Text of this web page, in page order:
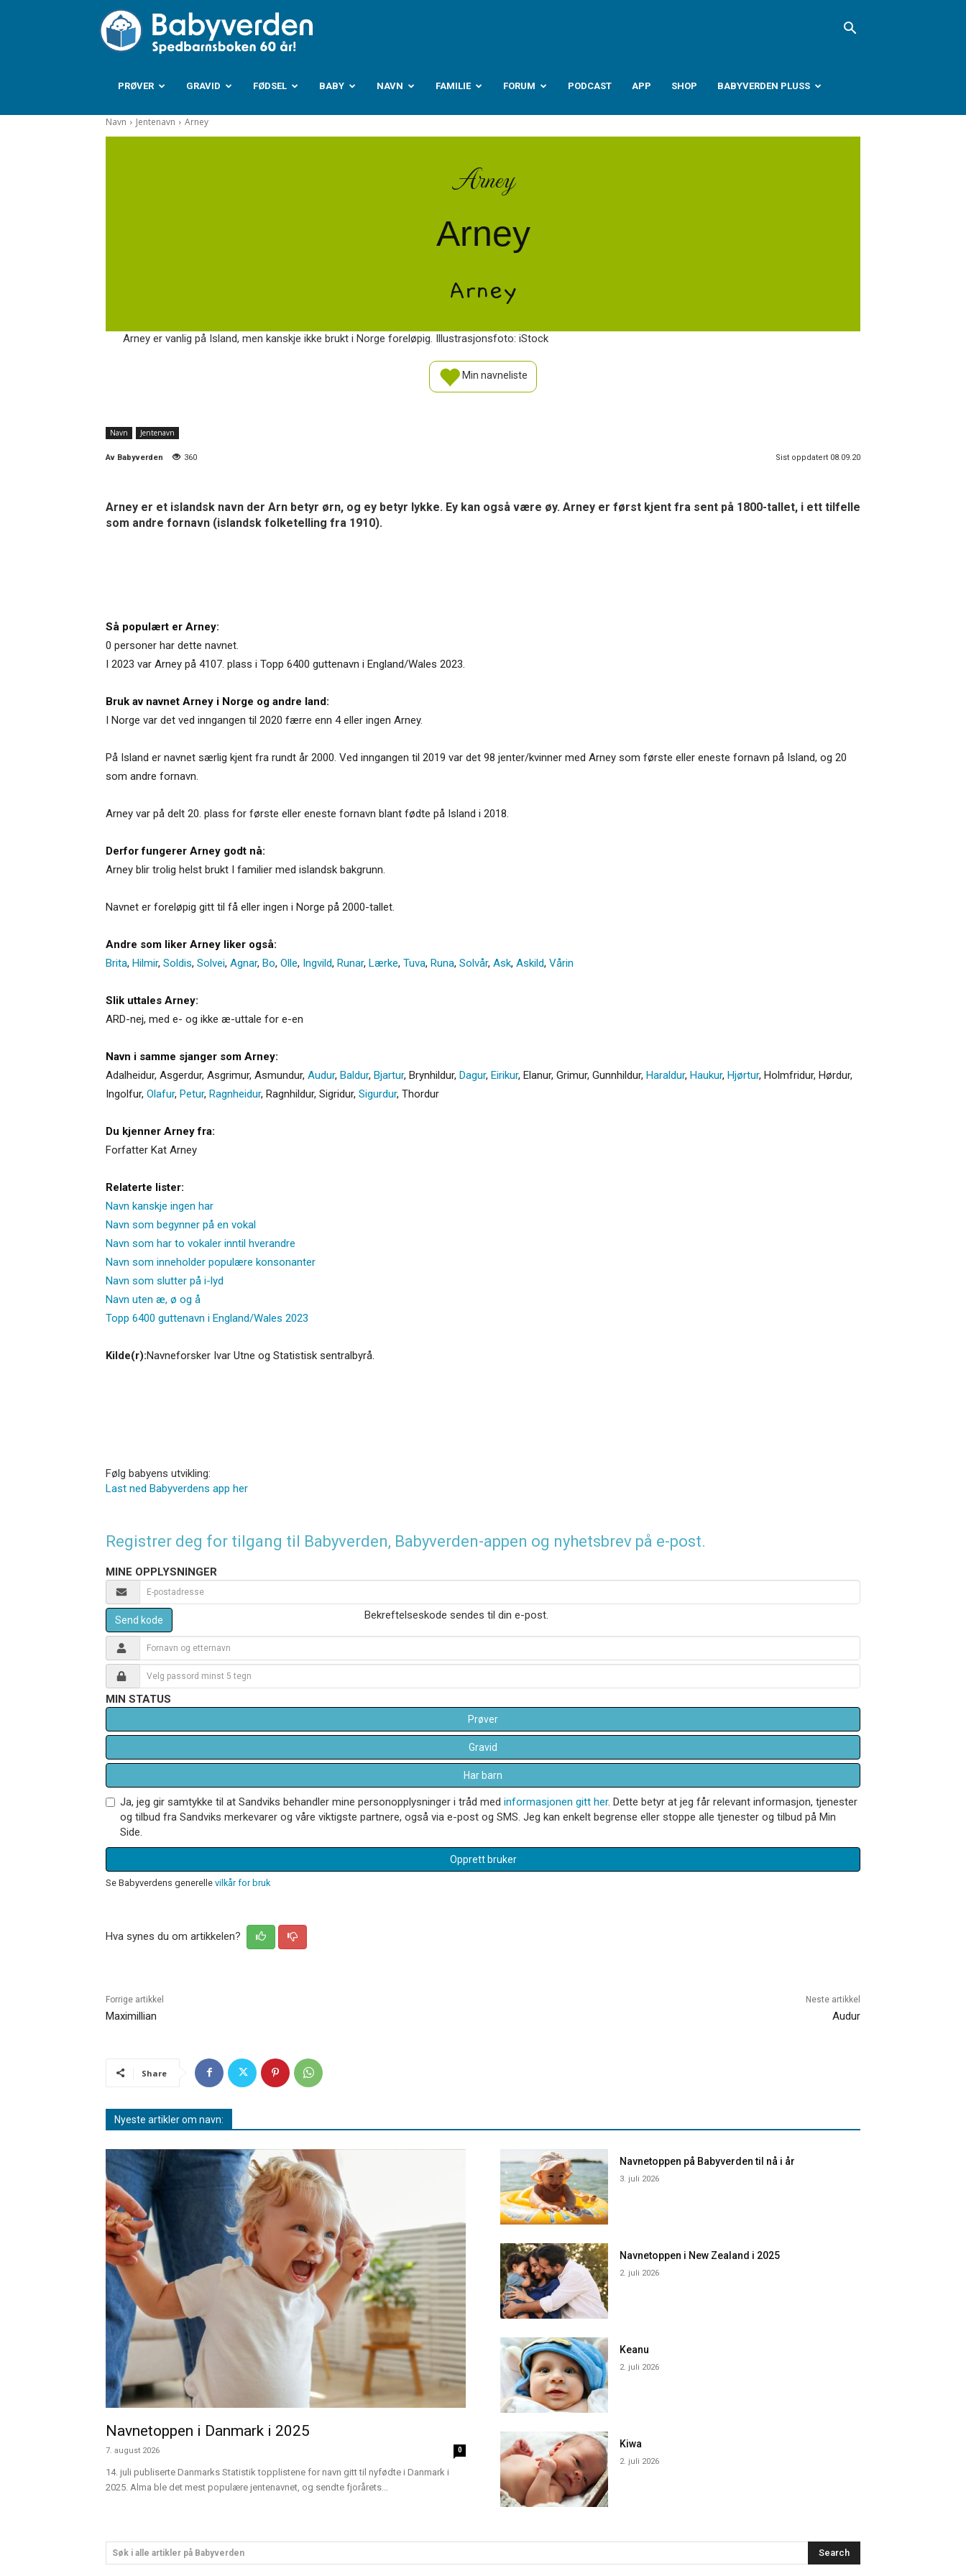
Babyverden.no
PRØVER GRAVID FØDSEL BABY NAVN FAMILIE FORUM PODCAST APP SHOP BABYVERDEN PLUSS
Navn Jentenavn Arney
Arney
Arney
Arney
Arney er vanlig på Island, men kanskje ikke brukt i Norge foreløpig. Illustrasjonsfoto: iStock
Min navneliste
Navn Jentenavn
Av Babyverden 360 Sist oppdatert 08.09.20
Arney er et islandsk navn der Arn betyr ørn, og ey betyr lykke. Ey kan også være øy. Arney er først kjent fra sent på 1800-tallet, i ett tilfelle
som andre fornavn (islandsk folketelling fra 1910).
Så populært er Arney:
0 personer har dette navnet.
I 2023 var Arney på 4107. plass i Topp 6400 guttenavn i England/Wales 2023.
Bruk av navnet Arney i Norge og andre land:
I Norge var det ved inngangen til 2020 færre enn 4 eller ingen Arney.
På Island er navnet særlig kjent fra rundt år 2000. Ved inngangen til 2019 var det 98 jenter/kvinner med Arney som første eller eneste fornavn på Island, og 20
som andre fornavn.
Arney var på delt 20. plass for første eller eneste fornavn blant fødte på Island i 2018.
Derfor fungerer Arney godt nå:
Arney blir trolig helst brukt I familier med islandsk bakgrunn.
Navnet er foreløpig gitt til få eller ingen i Norge på 2000-tallet.
Andre som liker Arney liker også:
Brita, Hilmir, Soldis, Solvei, Agnar, Bo, Olle, Ingvild, Runar, Lærke, Tuva, Runa, Solvår, Ask, Askild, Vårin
Slik uttales Arney:
ARD-nej, med e- og ikke æ-uttale for e-en
Navn i samme sjanger som Arney:
Adalheidur, Asgerdur, Asgrimur, Asmundur, Audur, Baldur, Bjartur, Brynhildur, Dagur, Eirikur, Elanur, Grimur, Gunnhildur, Haraldur, Haukur, Hjørtur, Holmfridur, Hørdur,
Ingolfur, Olafur, Petur, Ragnheidur, Ragnhildur, Sigridur, Sigurdur, Thordur
Du kjenner Arney fra:
Forfatter Kat Arney
Relaterte lister:
Navn kanskje ingen har
Navn som begynner på en vokal
Navn som har to vokaler inntil hverandre
Navn som inneholder populære konsonanter
Navn som slutter på i-lyd
Navn uten æ, ø og å
Topp 6400 guttenavn i England/Wales 2023
Kilde(r):Navneforsker Ivar Utne og Statistisk sentralbyrå.
Følg babyens utvikling:
Last ned Babyverdens app her
Registrer deg for tilgang til Babyverden, Babyverden-appen og nyhetsbrev på e-post.
MINE OPPLYSNINGER
Send kode Bekreftelseskode sendes til din e-post.
MIN STATUS
Prøver
Gravid
Har barn
Ja, jeg gir samtykke til at Sandviks behandler mine personopplysninger i tråd med informasjonen gitt her. Dette betyr at jeg får relevant informasjon, tjenester
og tilbud fra Sandviks merkevarer og våre viktigste partnere, også via e-post og SMS. Jeg kan enkelt begrense eller stoppe alle tjenester og tilbud på Min
Side.
Opprett bruker
Se Babyverdens generelle vilkår for bruk
Hva synes du om artikkelen?
Forrige artikkel
Maximillian
Neste artikkel
Audur
Share
Nyeste artikler om navn:
Navnetoppen i Danmark i 2025
7. august 2026 0
14. juli publiserte Danmarks Statistik topplistene for navn gitt til nyfødte i Danmark i
2025. Alma ble det mest populære jentenavnet, og sendte fjorårets...
Navnetoppen på Babyverden til nå i år
3. juli 2026
Navnetoppen i New Zealand i 2025
2. juli 2026
Keanu
2. juli 2026
Kiwa
2. juli 2026
Søk i alle artikler på Babyverden Search